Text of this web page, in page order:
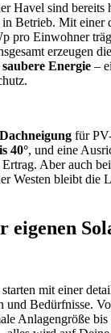
Havel sind bereits
Betrieb. Mit einer
pro Einwohner
erzeugen
Energie –
für
40°, und eine
Ertrag. Aber auch
Westen bleibt die
eigenen
mit einer
und Bedürfnisse.
Anlagengröße bis